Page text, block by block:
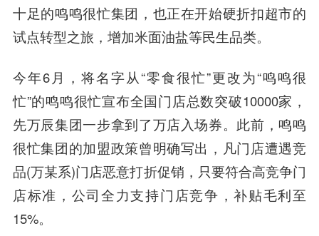
十足的鸣鸣很忙集团，也正在开始硬折扣超市的
试点转型之旅，增加米面油盐等民生品类。
今年6月，将名字从“零食很忙”更改为“鸣鸣很
忙”的鸣鸣很忙宣布全国门店总数突破10000家，
先万辰集团一步拿到了万店入场券。此前，鸣鸣
很忙集团的加盟政策曾明确写出，凡门店遭遇竞
品(万某系)门店恶意打折促销，只要符合高竞争门
店标准，公司全力支持门店竞争，补贴毛利至
15%。